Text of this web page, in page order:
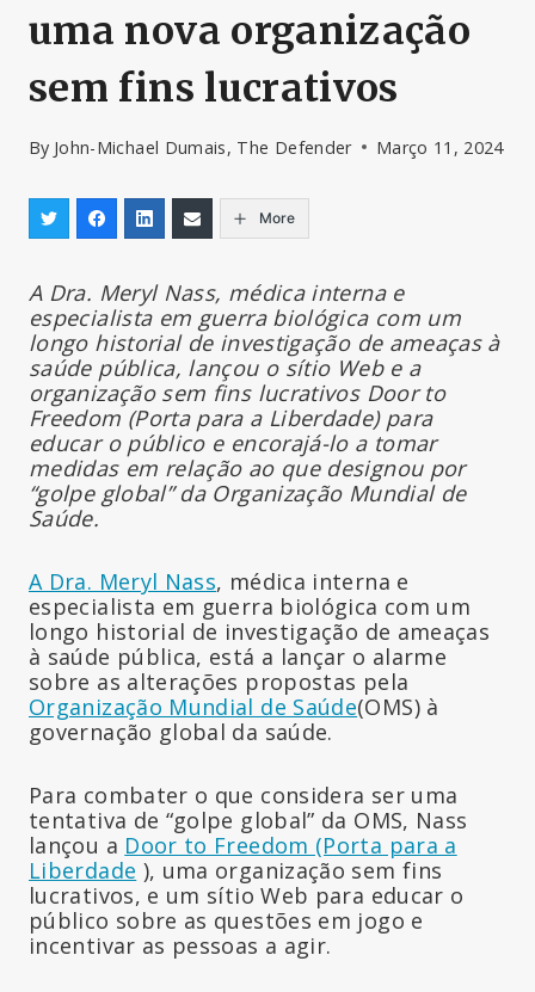
uma nova organização
sem fins lucrativos
By John-Michael Dumais, The Defender Março 11, 2024
More
A Dra. Meryl Nass, médica interna e
especialista em guerra biológica com um
longo historial de investigação de ameaças à
saúde pública, lançou o sítio Web e a
organização sem fins lucrativos Door to
Freedom (Porta para a Liberdade) para
educar o público e encorajá-lo a tomar
medidas em relação ao que designou por
“golpe global” da Organização Mundial de
Saúde.
A Dra. Meryl Nass, médica interna e
especialista em guerra biológica com um
longo historial de investigação de ameaças
à saúde pública, está a lançar o alarme
sobre as alterações propostas pela
Organização Mundial de Saúde(OMS) à
governação global da saúde.
Para combater o que considera ser uma
tentativa de “golpe global” da OMS, Nass
lançou a Door to Freedom (Porta para a
Liberdade ), uma organização sem fins
lucrativos, e um sítio Web para educar o
público sobre as questões em jogo e
incentivar as pessoas a agir.